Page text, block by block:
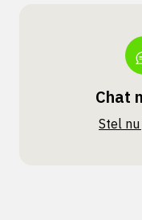
Chat
Stel